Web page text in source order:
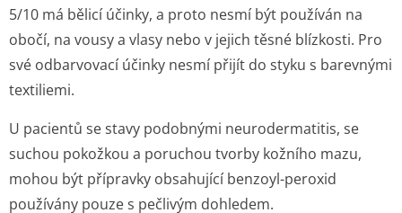
5/10 má bělicí účinky, a proto nesmí být používán na
obočí, na vousy a vlasy nebo v jejich těsné blízkosti. Pro
své odbarvovací účinky nesmí přijít do styku s barevnými
textiliemi.
U pacientů se stavy podobnými neurodermatitis, se
suchou pokožkou a poruchou tvorby kožního mazu,
mohou být přípravky obsahující benzoyl-peroxid
používány pouze s pečlivým dohledem.